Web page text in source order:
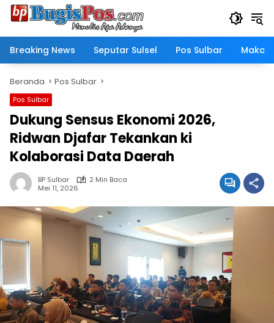
Langsung
Breaking News
Seputar Sulsel Pos Sulbar
Beranda Pos Sulbar
Pos Sulbar
Dukung Sensus Ekonomi 2026,
Ridwan Djafar Tekankan ki
Kolaborasi Data Daerah
BP Sulbar
2 Min Baca
Mei 11, 2026